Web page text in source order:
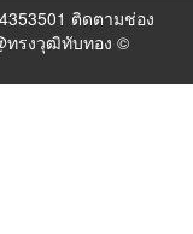
ติดตามช่อง
ทรงวุฒิทับทอง ©